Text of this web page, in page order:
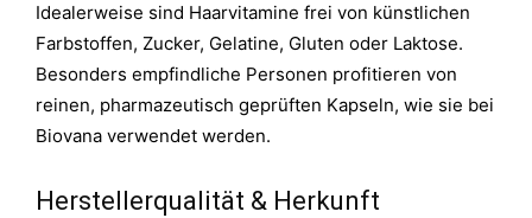
Idealerweise sind Haarvitamine frei von künstlichen
Farbstoffen, Zucker, Gelatine, Gluten oder Laktose.
Besonders empfindliche Personen profitieren von
reinen, pharmazeutisch geprüften Kapseln, wie sie bei
Biovana verwendet werden.
Herstellerqualität & Herkunft